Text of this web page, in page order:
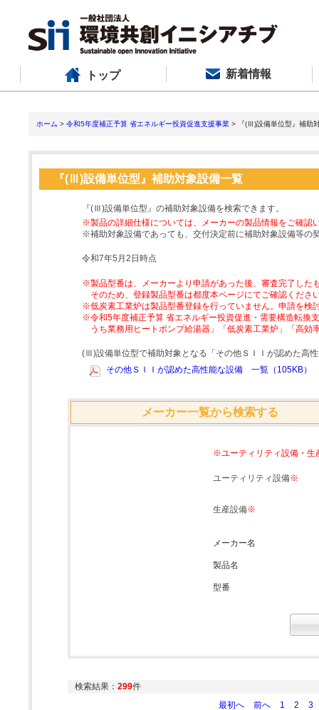
トップ 新着情報
ホーム > 令和5年度補正予算 省エネルギー投資促進支援事業 > 『(Ⅲ)設備単位型』補助
『(Ⅲ)設備単位型』補助対象設備一覧
『(Ⅲ)設備単位型』の補助対象設備を検索できます。
※製品の詳細仕様については、メーカーの製品情報をご確認
※補助対象設備であっても、交付決定前に補助対象設備等の
令和7年5月2日時点
※製品型番は、メーカーより申請があった後、審査完了した
そのため、登録製品型番は都度本ページにてご確認くださ
※低炭素工業炉は製品型番登録を行っていません。申請を検
※令和5年度補正予算 省エネルギー投資促進・需要構造転換
うち業務用ヒートポンプ給湯器」「低炭素工業炉」「高
(Ⅲ)設備単位型で補助対象となる「その他ＳＩＩが認めた高
その他ＳＩＩが認めた高性能な設備 一覧（105KB）
メーカー一覧から検索する
※ユーティリティ設備・生
ユーティリティ設備※
生産設備※
メーカー名
製品名
型番
検索結果： 299件
最初へ
前へ 1 2 3